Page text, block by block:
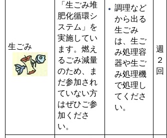
生ごみ
「生ごみ堆
肥化循環シ
ステム」を
実施してい
ます。燃え
るごみ減量
のため、ま
だ参加され
ていない方
はぜひご参
加くださ
い。
調理など
から出る
生ごみ
は、生ご
み処理容
器や生ご
み処理機
で処理し
てくださ
い。
週
２
回